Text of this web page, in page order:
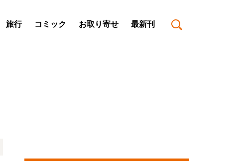
旅行 コミック お取り寄せ 最新刊